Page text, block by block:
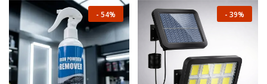
- 54% - 39%